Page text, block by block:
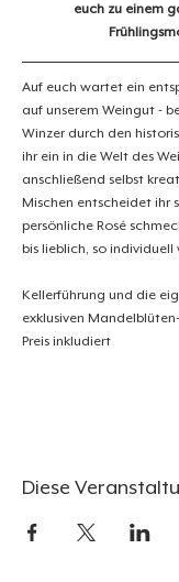
euch zu einem
Auf euch wartet ein
auf unserem Weingut -
Winzer durch den
ihr ein in die Welt des
anschließend selbst
Mischen entscheidet ihr
persönliche Rosé
bis lieblich, so individuell
Kellerführung und die
exklusiven
Preis inkludiert
Diese